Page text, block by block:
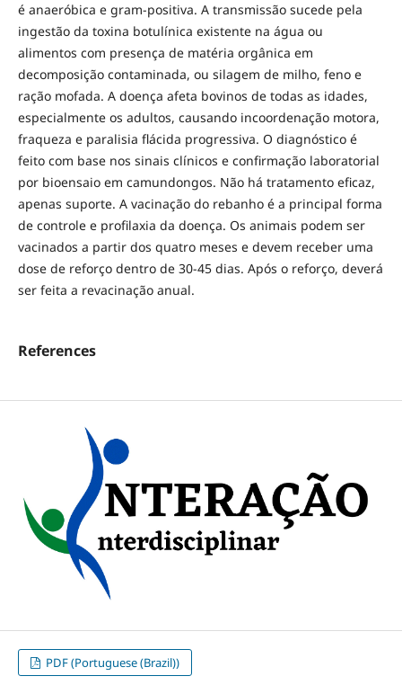
é anaeróbica e gram-positiva. A transmissão sucede pela
ingestão da toxina botulínica existente na água ou
alimentos com presença de matéria orgânica em
decomposição contaminada, ou silagem de milho, feno e
ração mofada. A doença afeta bovinos de todas as idades,
especialmente os adultos, causando incoordenação motora,
fraqueza e paralisia flácida progressiva. O diagnóstico é
feito com base nos sinais clínicos e confirmação laboratorial
por bioensaio em camundongos. Não há tratamento eficaz,
apenas suporte. A vacinação do rebanho é a principal forma
de controle e profilaxia da doença. Os animais podem ser
vacinados a partir dos quatro meses e devem receber uma
dose de reforço dentro de 30-45 dias. Após o reforço, deverá
ser feita a revacinação anual.
References
PDF (Portuguese (Brazil))